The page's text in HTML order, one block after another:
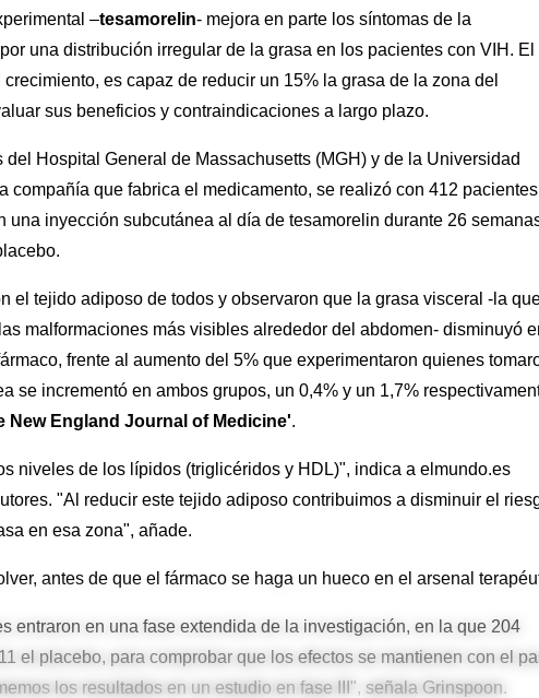
–tesamorelin- mejora en parte los síntomas de la
una distribución irregular de la grasa en los pacientes con VIH. El
es capaz de reducir un 15% la grasa de la zona del
sus beneficios y contraindicaciones a largo plazo.
Hospital General de Massachusetts (MGH) y de la Universidad
compañía que fabrica el medicamento, se realizó con 412 pacientes
inyección subcutánea al día de tesamorelin durante 26
el tejido adiposo de todos y observaron que la grasa visceral -la
malformaciones más visibles alrededor del abdomen- disminuyó
frente al aumento del 5% que experimentaron quienes
se incrementó en ambos grupos, un 0,4% y un 1,7%
New England Journal of Medicine'.
niveles de los lípidos (triglicéridos y HDL)", indica a elmundo.es
"Al reducir este tejido adiposo contribuimos a disminuir el
en esa zona", añade.
antes de que el fármaco se haga un hueco en el arsenal
entraron en una fase extendida de la investigación, en la que 204
el placebo, para comprobar que los efectos se mantienen con el
los resultados en un estudio en fase III", señala Grinspoon.